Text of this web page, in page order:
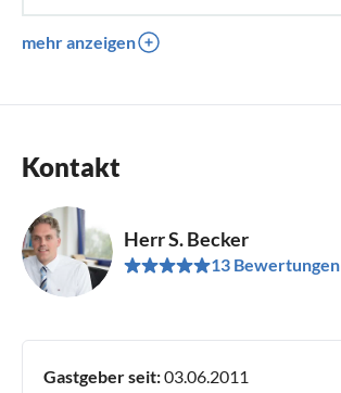
mehr anzeigen
Kontakt
Herr S. Becker
13 Bewertungen
Gastgeber seit:03.06.2011